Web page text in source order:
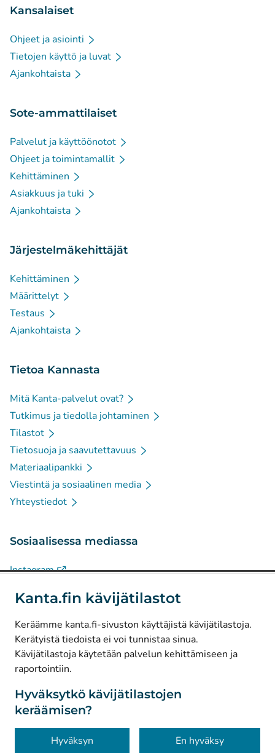
Kanta.fin kävijätilastot
Keräämme kanta.fi-sivuston käyttäjistä kävijätilastoja.
Kerätyistä tiedoista ei voi tunnistaa sinua.
Kävijätilastoja käytetään palvelun kehittämiseen ja
raportointiin.
Hyväksytkö kävijätilastojen
keräämisen?
Hyväksyn En hyväksy
Kansalaiset
Ohjeet ja asiointi
Tietojen käyttö ja luvat
Ajankohtaista
Sote-ammattilaiset
Palvelut ja käyttöönotot
Ohjeet ja toimintamallit
Kehittäminen
Asiakkuus ja tuki
Ajankohtaista
Järjestelmäkehittäjät
Kehittäminen
Määrittelyt
Testaus
Ajankohtaista
Tietoa Kannasta
Mitä Kanta-palvelut ovat?
Tutkimus ja tiedolla johtaminen
Tilastot
Tietosuoja ja saavutettavuus
Materiaalipankki
Viestintä ja sosiaalinen media
Yhteystiedot
Sosiaalisessa mediassa
Instagram(Avautuu uuteen välilehteen)
Facebook(Avautuu uuteen välilehteen)
© Kanta-Palvelut, Kansaneläkelaitos
Tietosuoja
Tietoa sivustosta
Saavutettavuus
Evästeet